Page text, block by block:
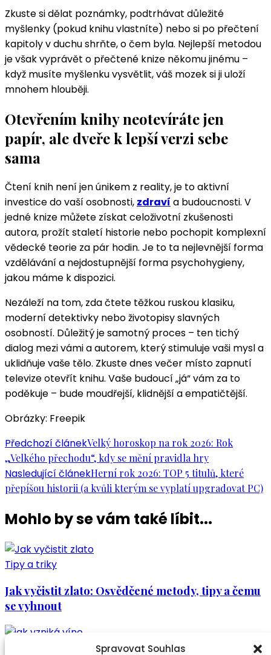
Spravovat Souhlas
Zkuste si dělat poznámky, podtrhávat důležité
myšlenky (pokud knihu vlastníte) nebo si po přečtení
kapitoly v duchu shrňte, o čem byla. Nejlepší metodou
je však vyprávět o přečtené knize někomu jinému –
když musíte myšlenku vysvětlit, váš mozek si ji uloží
mnohem hlouběji.
Otevřením knihy neotevíráte jen
papír, ale dveře k lepší verzi sebe
sama
Čtení knih není jen únikem z reality, je to aktivní
investice do vaší osobnosti, zdraví a budoucnosti. V
jedné knize můžete získat celoživotní zkušenosti
autora, prožít staletí historie nebo pochopit komplexní
vědecké teorie za pár hodin. Je to ta nejlevnější forma
vzdělávání a nejdostupnější forma psychohygieny,
jakou máme k dispozici.
Nezáleží na tom, zda čtete těžkou ruskou klasiku,
moderní detektivky nebo životopisy slavných
osobností. Důležitý je samotný proces – ten tichý
dialog mezi vámi a autorem, který stimuluje vaši mysl a
uklidňuje vaše tělo. Zkuste dnes večer místo zapnutí
televize otevřít knihu. Vaše budoucí „já“ vám za to
poděkuje – bude moudřejší, klidnější a empatičtější.
Obrázky: Freepik
Navigace
příspěvku
Předchozí článekVelký horoskop na rok 2026: Rok
„Velkého přechodu“, kdy se mění pravidla hry
Nasledující článekHerní rok 2026: TOP 5 titulů, které
přepíšou historii (a kvůli kterým se vyplatí upgradovat PC)
Mohlo by se vám také líbit...
Tipy a triky
Jak vyčistit zlato: Osvědčené metody, tipy a čemu
se vyhnout